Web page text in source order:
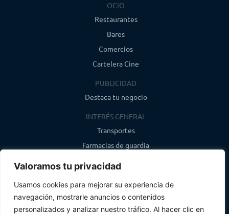
Valoramos tu privacidad
Usamos cookies para mejorar su experiencia de
navegación, mostrarle anuncios o contenidos
personalizados y analizar nuestro tráfico. Al hacer clic en
OCIO
Restaurantes
Bares
Comercios
Cartelera Cine
PUBLICIDAD
Destaca tu negocio
INTERÉS GENERAL
Transportes
Farmacias de guardia
CONTACTO
info@infosegovia.com